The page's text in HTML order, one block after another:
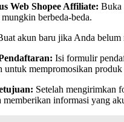
Web Shopee Affiliate: Buka
berbeda-beda.
akun baru jika Anda
Isi formulir
untuk mempromosikan produk
Setelah mengirimkan
memberikan informasi yang